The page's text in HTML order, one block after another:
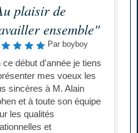
plaisir de
ensemble"
Par boyboy
ce début d'année je tiens
mes voeux les
sincères à M. Alain
et à toute son équipe
les qualités
et